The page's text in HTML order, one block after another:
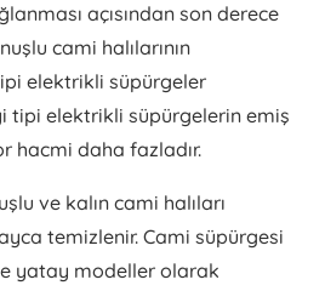
açısından son derece
cami halılarının
elektrikli süpürgeler
tipi elektrikli süpürgelerin emiş
hacmi daha fazladır.
ve kalın cami halıları
temizlenir. Cami süpürgesi
yatay modeller olarak